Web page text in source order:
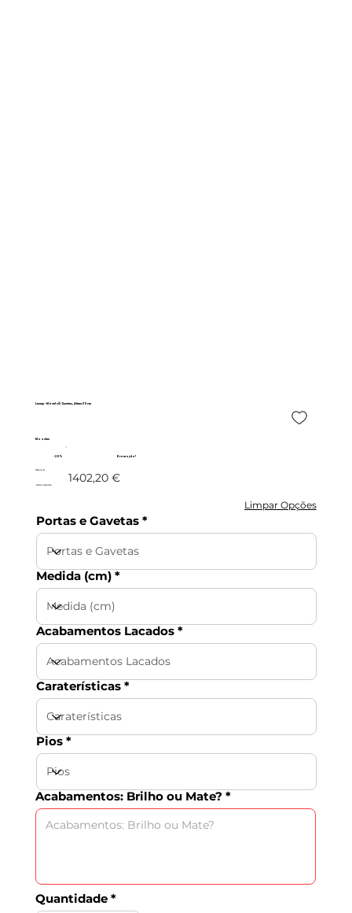
Luxury - Móvel c/2 Gavetas, Altura 30cm
Moovlux
Promoção!
- 20%
1121,76 € 1402,20 €
c/IVA incluído
Limpar Opções
Portas e Gavetas
Medida (cm)
Acabamentos Lacados
Caraterísticas
Pios
Acabamentos: Brilho ou Mate?
Quantidade